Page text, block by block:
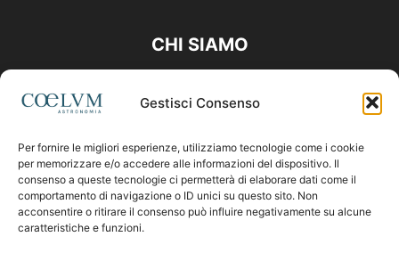
Gestisci Consenso
Per fornire le migliori esperienze, utilizziamo tecnologie come i cookie
per memorizzare e/o accedere alle informazioni del dispositivo. Il
consenso a queste tecnologie ci permetterà di elaborare dati come il
comportamento di navigazione o ID unici su questo sito. Non
acconsentire o ritirare il consenso può influire negativamente su alcune
caratteristiche e funzioni.
CHI SIAMO
Contattaci:coelumastro@coelum.com
SEGUICI